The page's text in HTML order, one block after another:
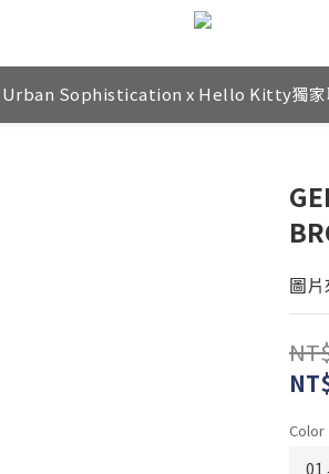
Urban Sophistication x Hello Kitty獨家
圖
Color